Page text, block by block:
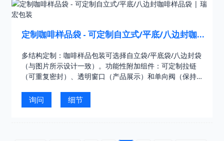
定制咖啡样品袋 - 可定制自立式/平底/八边封咖啡
多结构定制：咖啡样品包装可选择自立袋/平底袋/八边封袋
（与图片所示设计一致）。功能性附加组件：可定制拉链
（可重复密封）、透明窗口（产品展示）和单向阀（保持咖
术……
询问 细节